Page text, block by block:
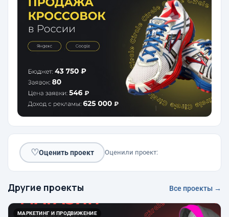
♡Оценить проект Оценили проект:
Другие проекты Все проекты →
МАРКЕТИНГ И ПРОДВИЖЕНИЕ